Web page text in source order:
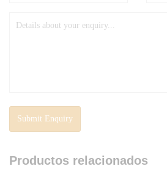
Productos relacionados